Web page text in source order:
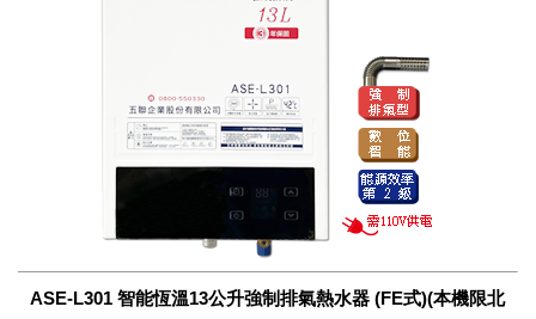
ASE-L301 智能恆溫13公升強制排氣熱水器 (FE式)(本機限北